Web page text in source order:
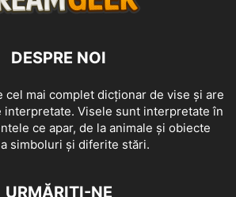
DESPRE NOI
cel mai complet dicționar de vise și are
interpretate. Visele sunt interpretate în
ce apar, de la animale și obiecte
simboluri și diferite stări.
URMĂRIȚI-NE